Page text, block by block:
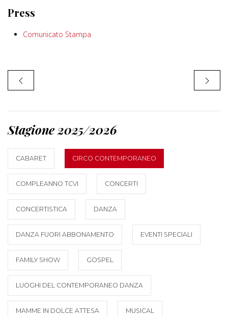
Press
Comunicato Stampa
Stagione 2025/2026
CABARET CIRCO CONTEMPORANEO
COMPLEANNO TCVI CONCERTI
CONCERTISTICA DANZA
DANZA FUORI ABBONAMENTO EVENTI SPECIALI
FAMILY SHOW GOSPEL
LUOGHI DEL CONTEMPORANEO DANZA
MAMME IN DOLCE ATTESA MUSICAL